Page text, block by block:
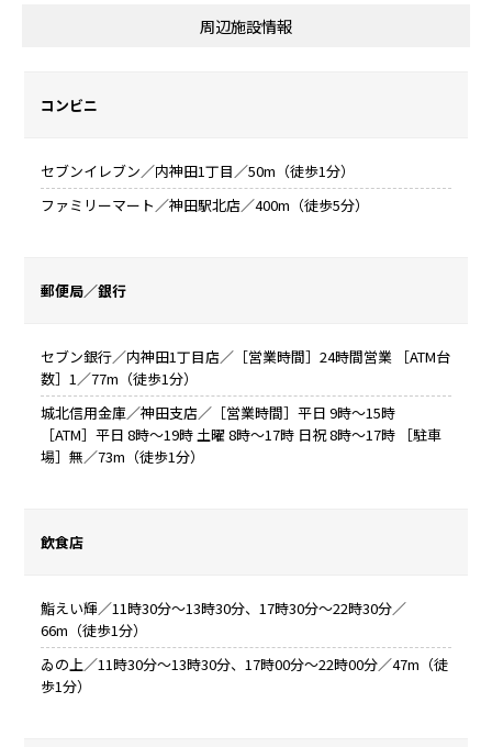
周辺施設情報
コンビニ
セブンイレブン／内神田1丁目／50m（徒歩1分）
ファミリーマート／神田駅北店／400m（徒歩5分）
郵便局／銀行
セブン銀行／内神田1丁目店／［営業時間］24時間営業 ［ATM台
数］1／77m（徒歩1分）
城北信用金庫／神田支店／［営業時間］平日 9時～15時
［ATM］平日 8時～19時 土曜 8時～17時 日祝 8時～17時 ［駐車
場］無／73m（徒歩1分）
飲食店
鮨えい輝／11時30分～13時30分、17時30分～22時30分／
66m（徒歩1分）
ゐの上／11時30分～13時30分、17時00分～22時00分／47m（徒
歩1分）